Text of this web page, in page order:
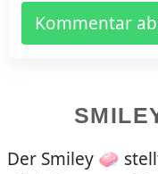
Kommentar
Der Smiley 🧼